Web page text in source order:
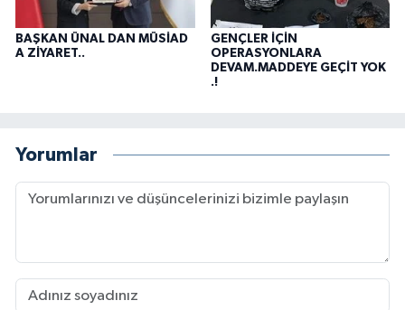
BAŞKAN ÜNAL DAN MÜSİAD
A ZİYARET..
GENÇLER İÇİN
OPERASYONLARA
DEVAM.MADDEYE GEÇİT YOK
.!
Yorumlar